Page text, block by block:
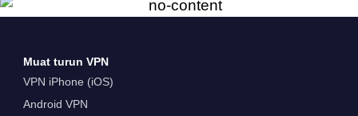
Muat turun VPN
VPN iPhone (iOS)
Android VPN